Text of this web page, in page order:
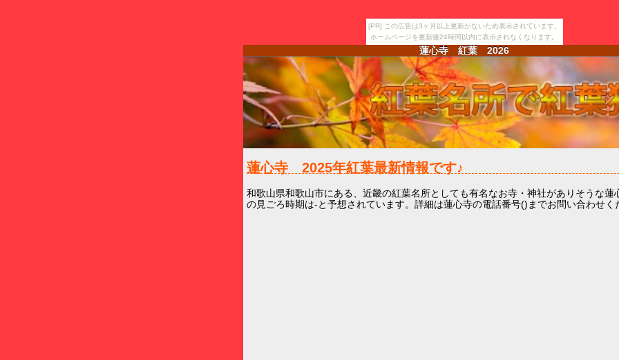
[PR] この広告は3ヶ月以上更新がないため表示されています。
ホームページを更新後24時間以内に表示されなくなります。
蓮心寺 紅葉 2026
蓮心寺 2025年紅葉最新情報です♪
和歌山県和歌山市にある、近畿の紅葉名所としても有名なお寺・神社がありそうな蓮
の見ごろ時期は-と予想されています。詳細は蓮心寺の電話番号()までお問い合わせく